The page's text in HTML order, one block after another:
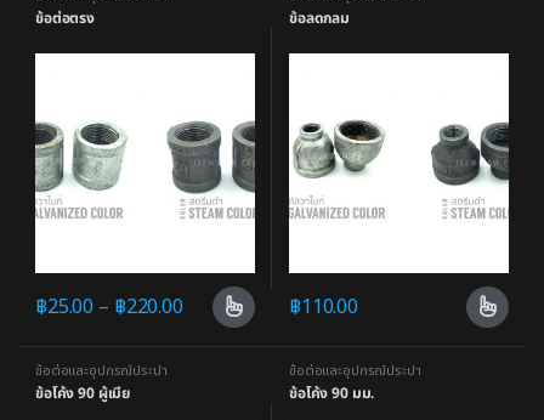
ข้อต่อตรง
฿25.00 – ฿220.00
ข้อลดกลม
฿110.00
ข้อต่อและอุปกรณ์ประปา
ข้อโค้ง 90 ผู้เมีย
ข้อต่อและอุปกรณ์ประปา
ข้อโค้ง 90 มม.